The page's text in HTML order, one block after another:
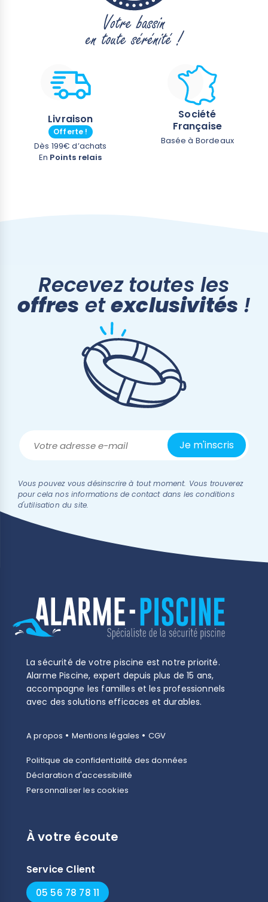
Livraison
Offerte !
Dès 199€ d’achats
En Points relais
Société
Française
Basée à Bordeaux
Recevez toutes les
offres etexclusivités !
Vous pouvez vous désinscrire à tout moment. Vous trouverez
pour cela nos informations de contact dans les conditions
d'utilisation du site.
La sécurité de votre piscine est notre priorité.
Alarme Piscine, expert depuis plus de 15 ans,
accompagne les familles et les professionnels
avec des solutions efficaces et durables.
A propos • Mentions légales • CGV
Politique de confidentialité des données
Déclaration d'accessibilité
Personnaliser les cookies
À votre écoute
Service Client
05 56 78 78 11